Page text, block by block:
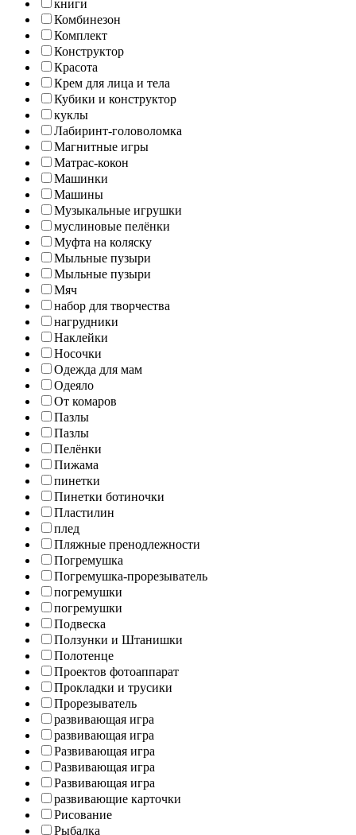
книги
Комбинезон
Комплект
Конструктор
Красота
Крем для лица и тела
Кубики и конструктор
куклы
Лабиринт-головоломка
Магнитные игры
Матрас-кокон
Машинки
Машины
Музыкальные игрушки
муслиновые пелёнки
Муфта на коляску
Мыльные пузыри
Мыльные пузыри
Мяч
набор для творчества
нагрудники
Наклейки
Носочки
Одежда для мам
Одеяло
От комаров
Пазлы
Пазлы
Пелёнки
Пижама
пинетки
Пинетки ботиночки
Пластилин
плед
Пляжные пренодлежности
Погремушка
Погремушка-прорезыватель
погремушки
погремушки
Подвеска
Ползунки и Штанишки
Полотенце
Проектов фотоаппарат
Прокладки и трусики
Прорезыватель
развивающая игра
развивающая игра
Развивающая игра
Развивающая игра
Развивающая игра
развивающие карточки
Рисование
Рыбалка